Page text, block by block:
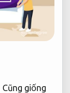
Cũng giống